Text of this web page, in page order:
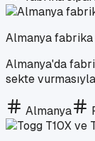
Almanya fabrika
Almanya'da
sekte
Almanya